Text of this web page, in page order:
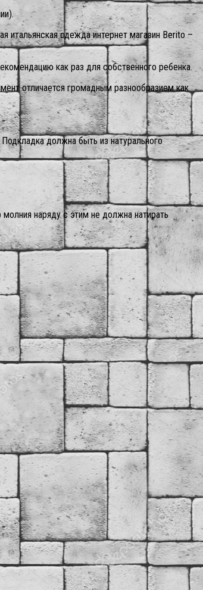
итальянская одежда интернет магазин Berito –
как раз для собственного ребенка.
отличается громадным разнообразием как
должна быть из натурального
наряду с этим не должна натирать